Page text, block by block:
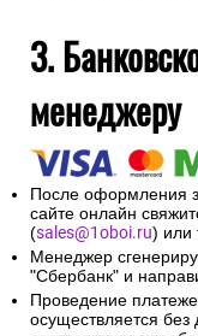
платежа и
Введенная
предоставлена
случаев,
3.
менеджеру
После оформления